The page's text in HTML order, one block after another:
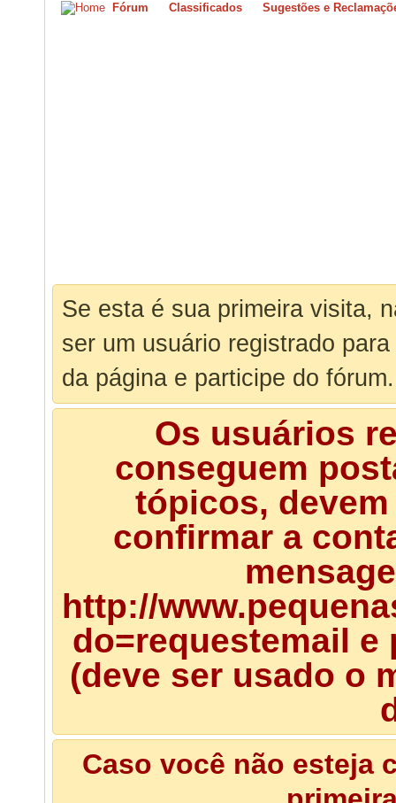
Fórum Classificados Sugestões e
Se esta é sua primeira visita,
ser um usuário registrado
da página e participe do fórum.
Os usuários
conseguem
tópicos,
confirmar a
http://
do=requestemail
(deve ser usado o
Caso você não esteja